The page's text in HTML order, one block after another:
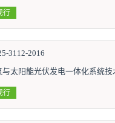
行
3112-2016
与太阳能光伏发电一体化系统技
行